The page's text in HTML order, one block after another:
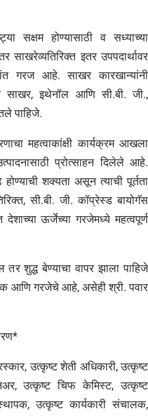
सक्षम होण्यासाठी व सध्याच्या
इतर उपपदार्थावर
गरज आहे. साखर कारखान्यांनी
साखर, इथेनॉल आणि सी.बी. जी.,
पाहिजे.
महत्वाकांक्षी कार्यक्रम आखला
प्रोत्साहन दिलेले आहे.
शक्यता असून त्याची पूर्तता
सी.बी. जी. कॉप्रेस्ड बायोगॅस
ऊर्जेच्या गरजेमध्ये महत्वपूर्ण
शुद्ध बेण्याचा वापर झाला पाहिजे
आणि गरजेचे आहे, असेही श्री. पवार
उत्कृष्ट शेती अधिकारी, उत्कृष्ट
उत्कृष्ट चिफ केमिस्ट, उत्कृष्ट
उत्कृष्ट कार्यकारी संचालक,